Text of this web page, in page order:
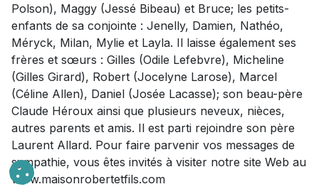
Polson), Maggy (Jessé Bibeau) et Bruce; les petits-
enfants de sa conjointe : Jenelly, Damien, Nathéo,
Méryck, Milan, Mylie et Layla. Il laisse également ses
frères et sœurs : Gilles (Odile Lefebvre), Micheline
(Gilles Girard), Robert (Jocelyne Larose), Marcel
(Céline Allen), Daniel (Josée Lacasse); son beau-père
Claude Héroux ainsi que plusieurs neveux, nièces,
autres parents et amis. Il est parti rejoindre son père
Laurent Allard. Pour faire parvenir vos messages de
sympathie, vous êtes invités à visiter notre site Web au
www.maisonrobertetfils.com